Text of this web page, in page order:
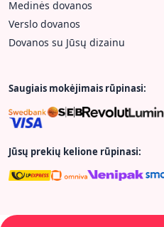
Medinės dovanos
Verslo dovanos
Dovanos su Jūsų dizainu
Saugiais mokėjimais rūpinasi:
Jūsų prekių kelione rūpinasi: